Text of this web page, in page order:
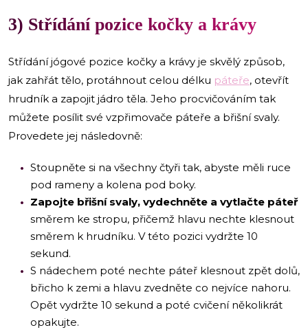
3) Střídání pozice kočky a krávy
Střídání jógové pozice kočky a krávy je skvělý způsob,
jak zahřát tělo, protáhnout celou délku páteře, otevřít
hrudník a zapojit jádro těla. Jeho procvičováním tak
můžete posílit své vzpřimovače páteře a břišní svaly.
Provedete jej následovně:
Stoupněte si na všechny čtyři tak, abyste měli ruce
pod rameny a kolena pod boky.
Zapojte břišní svaly, vydechněte a vytlačte páteř
směrem ke stropu, přičemž hlavu nechte klesnout
směrem k hrudníku. V této pozici vydržte 10
sekund.
S nádechem poté nechte páteř klesnout zpět dolů,
břicho k zemi a hlavu zvedněte co nejvíce nahoru.
Opět vydržte 10 sekund a poté cvičení několikrát
opakujte.